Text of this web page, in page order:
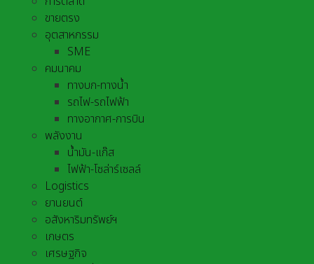
ขายตรง
อุตสาหกรรม
SME
คมนาคม
ทางบก-ทางน้ำ
รถไฟ-รถไฟฟ้า
ทางอากาศ-การบิน
พลังงาน
น้ำมัน-แก๊ส
ไฟฟ้า-โซล่าร์เซลล์
Logistics
ยานยนต์
อสังหาริมทรัพย์ฯ
เกษตร
เศรษฐกิจ